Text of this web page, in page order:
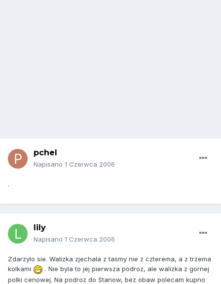
pchel
Napisano 1 Czerwca 2006
.
lily
Napisano 1 Czerwca 2006
Zdarzylo sie. Walizka zjechala z tasmy nie z czterema, a z trzema
kolkami
. Nie byla to jej pierwsza podroz, ale walizka z gornej
polki cenowej. Na podroz do Stanow, bez obaw polecam kupno